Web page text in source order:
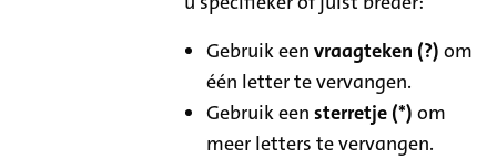
Gebruik eenvraagteken (?) om
één letter te vervangen.
Gebruik eensterretje (*) om
meer letters te vervangen.